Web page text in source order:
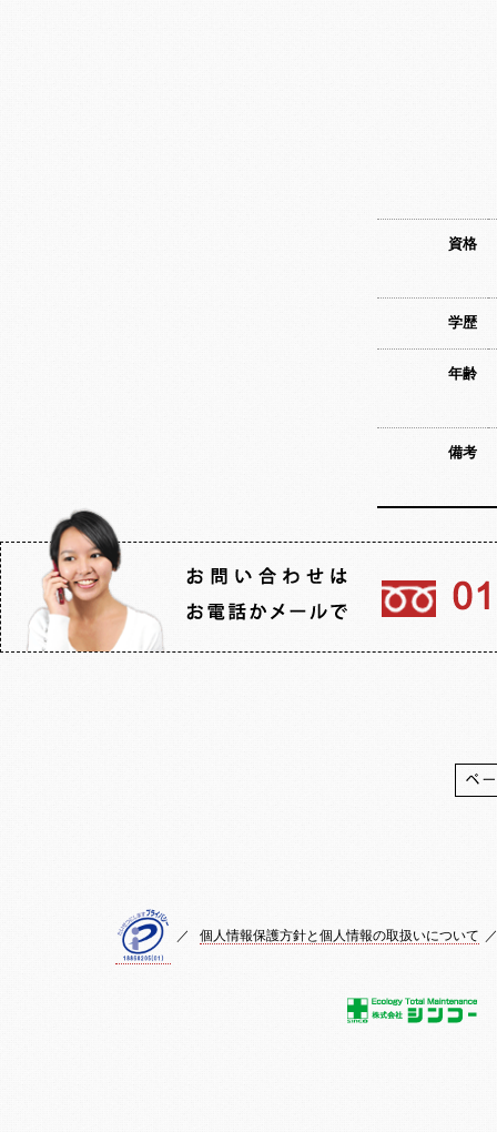
資格
学歴
年齢
備考
／ 個人情報保護方針と個人情報の取扱いについて ／